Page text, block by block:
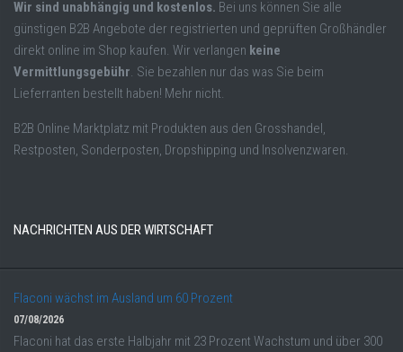
Wir sind unabhängig und kostenlos. Bei uns können Sie alle
günstigen B2B Angebote der registrierten und geprüften Großhändler
direkt online im Shop kaufen. Wir verlangen keine
Vermittlungsgebühr. Sie bezahlen nur das was Sie beim
Lieferranten bestellt haben! Mehr nicht.
B2B Online Marktplatz mit Produkten aus den Grosshandel,
Restposten, Sonderposten, Dropshipping und Insolvenzwaren.
NACHRICHTEN AUS DER WIRTSCHAFT
Flaconi wächst im Ausland um 60 Prozent
07/08/2026
Flaconi hat das erste Halbjahr mit 23 Prozent Wachstum und über 300